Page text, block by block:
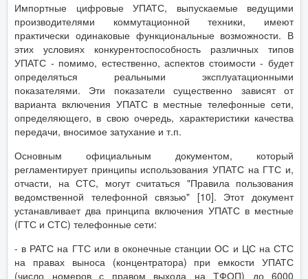
Импортные цифровые УПАТС, выпускаемые ведущими
производителями коммутационной техники, имеют
практически одинаковые функциональные возможности. В
этих условиях конкурентоспособность различных типов
УПАТС - помимо, естественно, аспектов стоимости - будет
определяться реальными эксплуатационными
показателями. Эти показатели существенно зависят от
варианта включения УПАТС в местные телефонные сети,
определяющего, в свою очередь, характеристики качества
передачи, вносимое затухание и т.п.
Основным официальным документом, который
регламентирует принципы использования УПАТС на ГТС и,
отчасти, на СТС, могут считаться "Правила пользования
ведомственной телефонной связью" [10]. Этот документ
устанавливает два принципа включения УПАТС в местные
(ГТС и СТС) телефонные сети:
- в РАТС на ГТС или в оконечные станции ОС и ЦС на СТС
на правах выноса (концентратора) при емкости УПАТС
(число номеров с правом выхода на ТФОП) до 6000